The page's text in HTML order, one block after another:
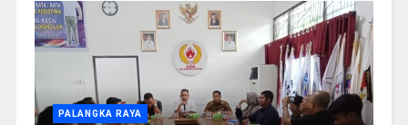
PALANGKA RAYA